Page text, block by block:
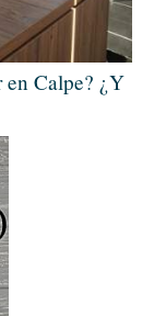
en Calpe? ¿Y